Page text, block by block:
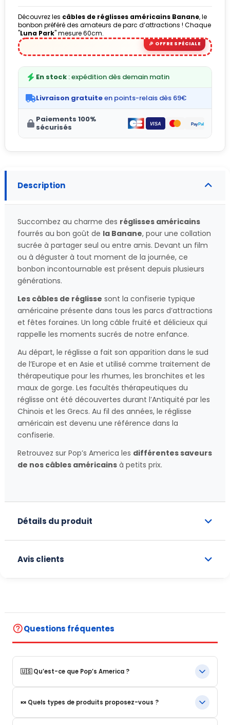
Découvrez les câbles de réglisses américains Banane, le
bonbon préféré des amateurs de parc d’attractions ! Chaque
"Luna Park" mesure 60cm.
En stock : expédition dès demain matin
Livraison gratuiteen points-relais dès 69€
Paiements 100%
sécurisés
Description
Succombez au charme des réglisses américains
fourrés au bon goût de la Banane, pour une collation
sucrée à partager seul ou entre amis. Devant un film
ou à déguster à tout moment de la journée, ce
bonbon incontournable est présent depuis plusieurs
générations.
Les câbles de réglisse sont la confiserie typique
américaine présente dans tous les parcs d’attractions
et fêtes foraines. Un long câble fruité et délicieux qui
rappelle les moments sucrés de notre enfance.
Au départ, le réglisse a fait son apparition dans le sud
de l’Europe et en Asie et utilisé comme traitement de
thérapeutique pour les rhumes, les bronchites et les
maux de gorge. Les facultés thérapeutiques du
réglisse ont été découvertes durant l’Antiquité par les
Chinois et les Grecs. Au fil des années, le réglisse
américain est devenu une référence dans la
confiserie.
Retrouvez sur Pop’s America les différentes saveurs
de nos câbles américains à petits prix.
Détails du produit
Avis clients
help_outlineQuestions fréquentes
🇺🇸 Qu’est-ce que Pop’s America ?
Pop’s America est une boutique en ligne spécialisée dans les
produits alimentaires et boissons emblématiques des États-
Unis.
🍬 Quels types de produits proposez-vous ?